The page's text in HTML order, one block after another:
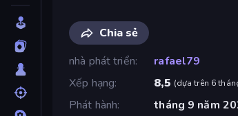
Chia sẻ
nhà phát triển
rafael79
Xếp hạng
8,5 (dựa trên 6
Phát hành
tháng 9 năm